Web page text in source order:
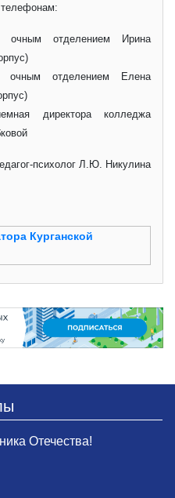
телефонам:
очным отделением Ирина
очным отделением Елена
директора колледжа
психолог Л.Ю. Никулина
Курганской
Отечества!